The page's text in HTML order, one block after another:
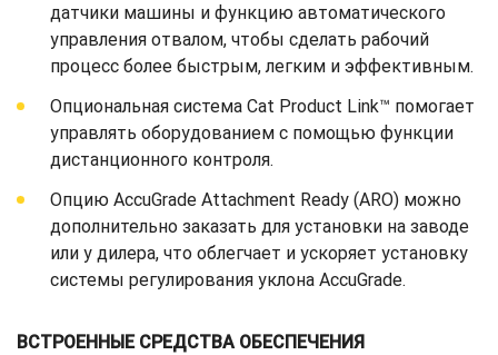
датчики машины и функцию автоматического
управления отвалом, чтобы сделать рабочий
процесс более быстрым, легким и эффективным.
Опциональная система Cat Product Link™ помогает
управлять оборудованием с помощью функции
дистанционного контроля.
Опцию AccuGrade Attachment Ready (ARO) можно
дополнительно заказать для установки на заводе
или у дилера, что облегчает и ускоряет установку
системы регулирования уклона AccuGrade.
ВСТРОЕННЫЕ СРЕДСТВА ОБЕСПЕЧЕНИЯ